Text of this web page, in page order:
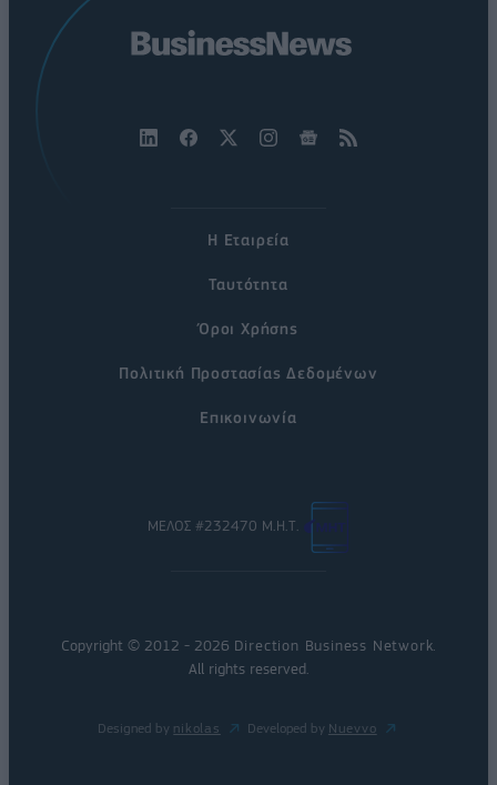
Η Εταιρεία
Ταυτότητα
Όροι Χρήσης
Πολιτική Προστασίας Δεδομένων
Επικοινωνία
ΜΕΛΟΣ #232470 Μ.Η.Τ.
Copyright © 2012 - 2026 Direction Business Network
All rights reserved.
Designed by nikolas Developed by Nuevvo